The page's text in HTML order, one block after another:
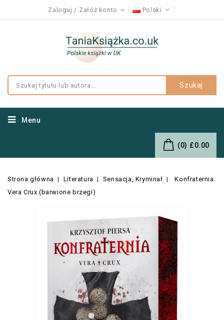
Zaloguj Załóż konto Polski
Szukaj
Menu
(0) £0.00
Strona główna Literatura Sensacja, Kryminał
Konfraternia.
Vera Crux (barwione brzegi)